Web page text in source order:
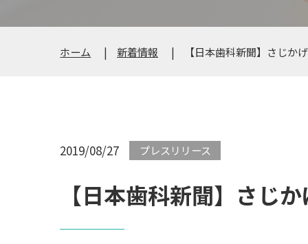
ホーム 新着情報 【日本歯科新聞】さじか
2019/08/27 プレスリリース
【日本歯科新聞】さじ